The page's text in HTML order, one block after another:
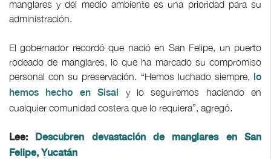
manglares y del medio ambiente es una prioridad para su
administración.
El gobernador recordó que nació en San Felipe, un puerto
rodeado de manglares, lo que ha marcado su compromiso
personal con su preservación. “Hemos luchado siempre,
lo
hemos hecho en Sisal
y lo seguiremos haciendo en
cualquier comunidad costera que lo requiera”, agregó.
Lee:
Descubren devastación de manglares en San
Felipe, Yucatán